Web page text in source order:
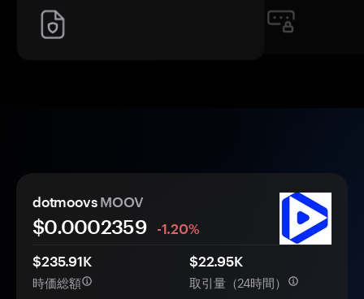
dotmoovs MOOV
$0.0002359
-1.20%
$235.91K
時価総額
$22.95K
取引量（24時間）